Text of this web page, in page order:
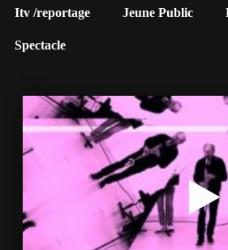
Itv /reportage Jeune Public
Spectacle